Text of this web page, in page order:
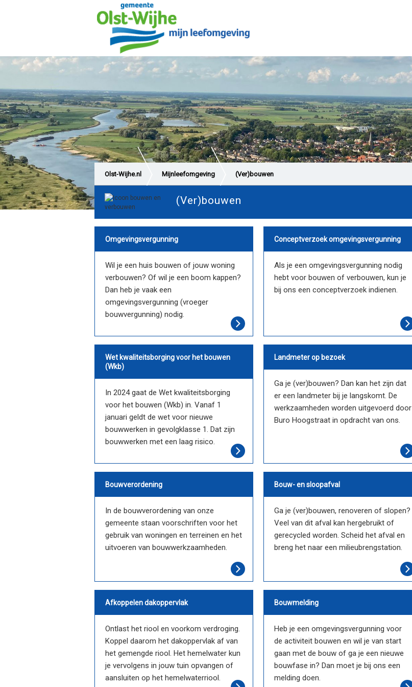
Olst-Wijhe.nl Mijnleefomgeving (Ver)bouwen
(Ver)bouwen
Omgevingsvergunning
Wil je een huis bouwen of jouw woning
verbouwen? Of wil je een boom kappen?
Dan heb je vaak een
omgevingsvergunning (vroeger
bouwvergunning) nodig.
Conceptverzoek omgevingsvergunning
Als je een omgevingsvergunning nodig
hebt voor bouwen of verbouwen, kun je
bij ons een conceptverzoek indienen.
Wet kwaliteitsborging voor het bouwen
(Wkb)
In 2024 gaat de Wet kwaliteitsborging
voor het bouwen (Wkb) in. Vanaf 1
januari geldt de wet voor nieuwe
bouwwerken in gevolgklasse 1. Dat zijn
bouwwerken met een laag risico.
Landmeter op bezoek
Ga je (ver)bouwen? Dan kan het zijn dat
er een landmeter bij je langskomt. De
werkzaamheden worden uitgevoerd door
Buro Hoogstraat in opdracht van ons.
Bouwverordening
In de bouwverordening van onze
gemeente staan voorschriften voor het
gebruik van woningen en terreinen en het
uitvoeren van bouwwerkzaamheden.
Bouw- en sloopafval
Ga je (ver)bouwen, renoveren of slopen?
Veel van dit afval kan hergebruikt of
gerecycled worden. Scheid het afval en
breng het naar een milieubrengstation.
Afkoppelen dakoppervlak
Ontlast het riool en voorkom verdroging.
Koppel daarom het dakoppervlak af van
het gemengde riool. Het hemelwater kun
je vervolgens in jouw tuin opvangen of
aansluiten op het hemelwaterriool.
Bouwmelding
Heb je een omgevingsvergunning voor
de activiteit bouwen en wil je van start
gaan met de bouw of ga je een nieuwe
bouwfase in? Dan moet je bij ons een
melding doen.